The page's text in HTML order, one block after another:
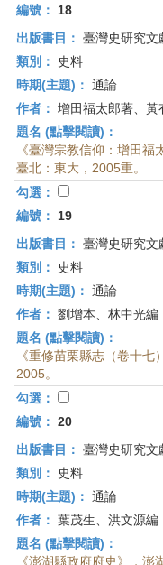
編號：
18
出版書目： 臺灣史研究文
類別：
史料
時期(主題)： 通論
作者： 增田福太郎著、黃
題名 (點擊閱讀)：
《臺灣宗教信仰：增田福
臺北：東大，2005重。
勾選：
編號：
19
出版書目： 臺灣史研究文
類別：
史料
時期(主題)： 通論
作者： 劉增本、林中光編
題名 (點擊閱讀)：
《重修苗栗縣志（卷十七
2005。
勾選：
編號： 20
出版書目： 臺灣史研究文
類別：
史料
時期(主題)： 通論
作者： 葉茂生、洪文源編
題名 (點擊閱讀)：
《澎湖縣政府府史》，澎